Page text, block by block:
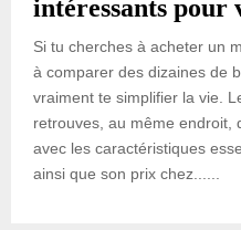
intéressants
Si tu cherches à acheter un
à comparer des dizaines de
vraiment te simplifier la vie.
retrouves, au même endroit,
avec les caractéristiques
ainsi que son prix chez......